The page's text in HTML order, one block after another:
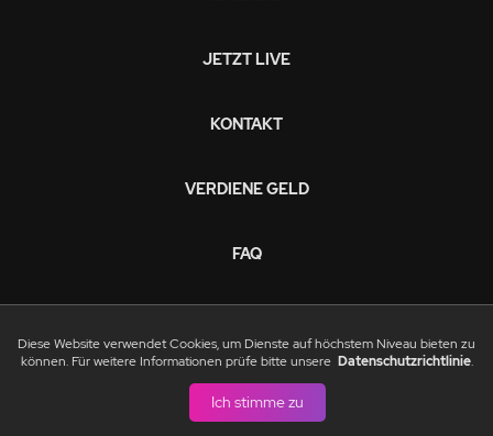
Diese Website verwendet Cookies, um Dienste auf höchstem Niveau bieten zu
können. Für weitere Informationen prüfe bitte unsere Datenschutzrichtlinie.
Ich stimme zu
JETZT LIVE
KONTAKT
VERDIENE GELD
FAQ
NUTZUNGSBEDINGUNGEN